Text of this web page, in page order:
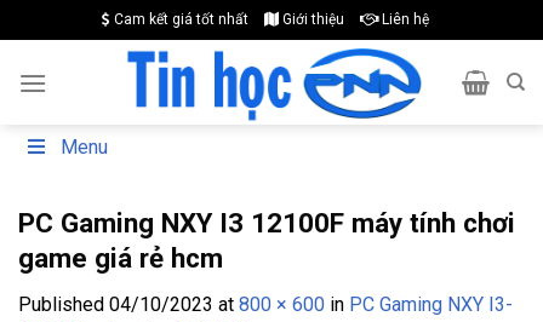
to
content
Cam kết giá tốt nhất Giới thiệu Liên hệ
Menu
PC Gaming NXY I3 12100F máy tính chơi
game giá rẻ hcm
Published 04/10/2023 at 800 × 600 in PC Gaming NXY I3-